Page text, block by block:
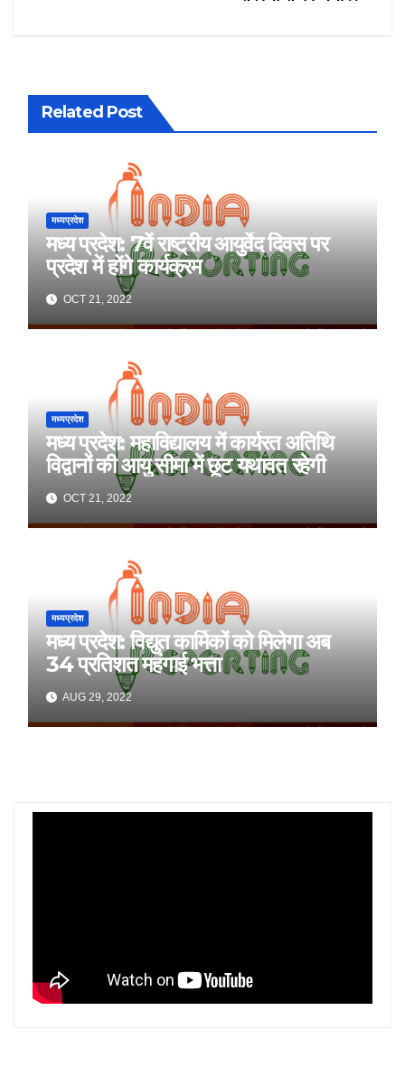
Related Post
मध्यप्रदेश
मध्य प्रदेश: 7वें राष्ट्रीय आयुर्वेद दिवस पर
प्रदेश में होंगे कार्यक्रम
OCT 21, 2022
मध्यप्रदेश
मध्य प्रदेश: महाविद्यालय में कार्यरत अतिथि
विद्वानों की आयु सीमा में छूट यथावत रहेगी
OCT 21, 2022
मध्यप्रदेश
मध्य प्रदेश: विद्युत कार्मिकों को मिलेगा अब
34 प्रतिशत महंगाई भत्ता
AUG 29, 2022